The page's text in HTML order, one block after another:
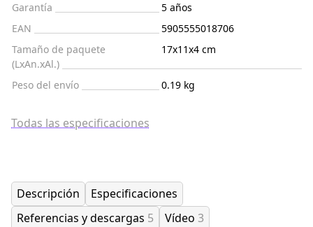
Garantía
5 años
EAN
5905555018706
Tamaño de paquete
(LxAn.xAl.)
17x11x4 cm
Peso del envío 0.19 kg
Todas las especificaciones
Descripción
Especificaciones
Referencias y descargas 5 Vídeo 3